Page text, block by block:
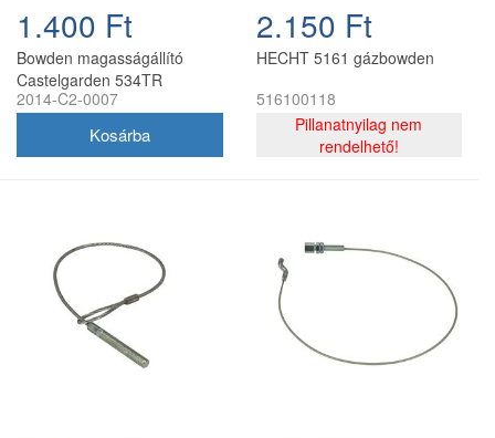
1.400 Ft
Bowden magasságállító
Castelgarden 534TR
utángyártott
2014-C2-0007
2.150 Ft
HECHT 5161 gázbowden
516100118
Pillanatnyilag nem
rendelhető!